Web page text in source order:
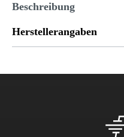
Beschreibung
Herstellerangaben